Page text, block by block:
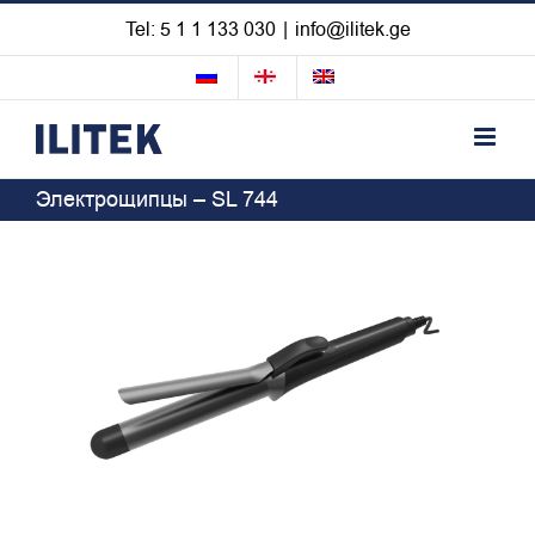
Skip
content
Tel: 5 1 1 133 030 | info@ilitek.ge
Электрощипцы – SL 744